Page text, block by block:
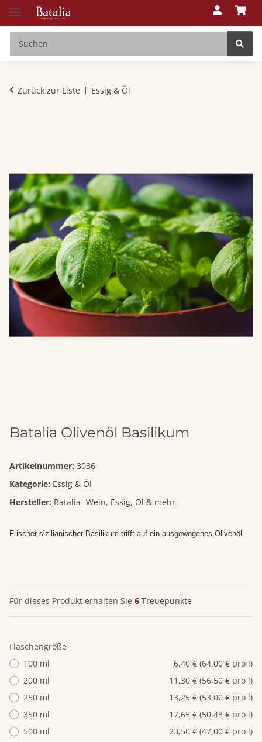
Zurück zur Liste Essig & Öl
Batalia Olivenöl Basilikum
Artikelnummer: 3036-
Kategorie: Essig & Öl
Hersteller: Batalia- Wein, Essig, Öl & mehr
Frischer sizilianischer Basilikum trifft auf ein ausgewogenes Olivenöl.
Für dieses Produkt erhalten Sie 6 Treuepunkte
Flaschengröße
100 ml
6,40 € (64,00 € pro l)
200 ml
11,30 € (56,50 € pro l)
250 ml
13,25 € (53,00 € pro l)
350 ml
17,65 € (50,43 € pro l)
500 ml
23,50 € (47,00 € pro l)